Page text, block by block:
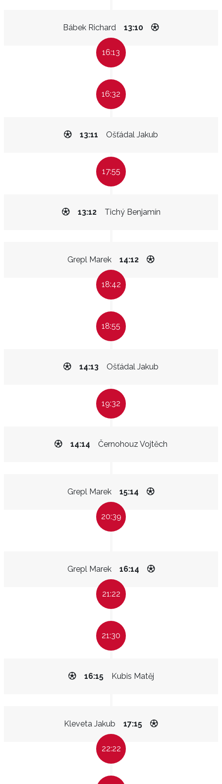
Bábek Richard 13:10
16:13
16:32
Ošťádal Jakub
13:11
17:55
Tichý Benjamín
13:12
Grepl Marek 14:12
18:42
18:55
Ošťádal Jakub
14:13
19:32
Černohouz Vojtěch
14:14
Grepl Marek 15:14
20:39
Grepl Marek 16:14
21:22
21:30
Kubis Matěj
16:15
Kleveta Jakub 17:15
22:22